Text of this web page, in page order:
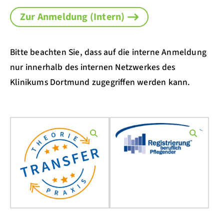
Zur Anmeldung (Intern)
Bitte beachten Sie, dass auf die interne Anmeldung
nur innerhalb des internen Netzwerkes des
Klinikums Dortmund zugegriffen werden kann.